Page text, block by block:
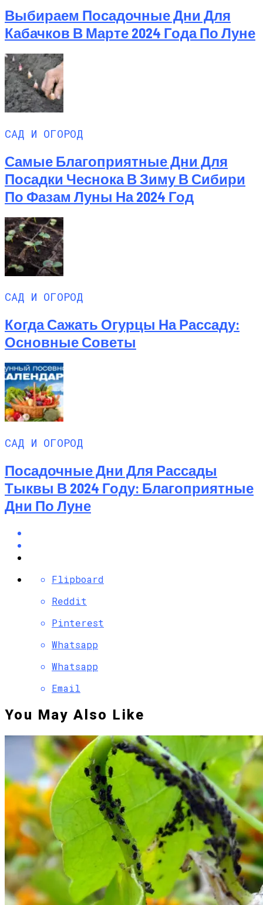
Выбираем Посадочные Дни Для
Кабачков В Марте 2024 Года По Луне
САД И ОГОРОД
Самые Благоприятные Дни Для
Посадки Чеснока В Зиму В Сибири
По Фазам Луны На 2024 Год
САД И ОГОРОД
Когда Сажать Огурцы На Рассаду:
Основные Советы
САД И ОГОРОД
Посадочные Дни Для Рассады
Тыквы В 2024 Году: Благоприятные
Дни По Луне
Flipboard
Reddit
Pinterest
Whatsapp
Whatsapp
Email
You May Also Like